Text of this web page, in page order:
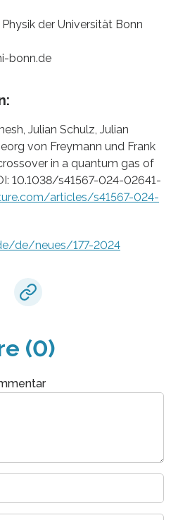
der Universität Bonn
bonn.de
Julian Schulz, Julian
von Freymann und Frank
in a quantum gas of
10.1038/s41567-024-02641-
articles/s41567-024-
de/neues/177-2024
(0)